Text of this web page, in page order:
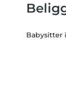
Babysitter